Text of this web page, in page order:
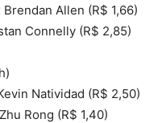
Allen (R$ 1,66)
Connelly (R$ 2,85)
Natividad (R$ 2,50)
Rong (R$ 1,40)